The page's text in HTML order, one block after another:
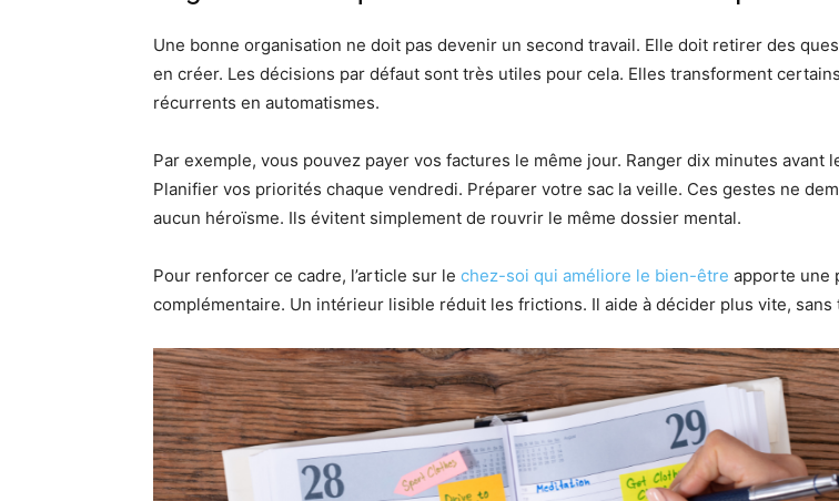
Une bonne organisation ne doit pas devenir un second travail. Elle doit retirer des
en créer. Les décisions par défaut sont très utiles pour cela. Elles transforment
récurrents en automatismes.
Par exemple, vous pouvez payer vos factures le même jour. Ranger dix minutes avant
Planifier vos priorités chaque vendredi. Préparer votre sac la veille. Ces gestes ne
aucun héroïsme. Ils évitent simplement de rouvrir le même dossier mental.
Pour renforcer ce cadre, l’article sur le chez-soi qui améliore le bien-être apporte une
complémentaire. Un intérieur lisible réduit les frictions. Il aide à décider plus vite, sans